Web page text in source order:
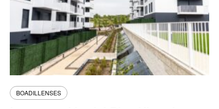
BOADILLENSES